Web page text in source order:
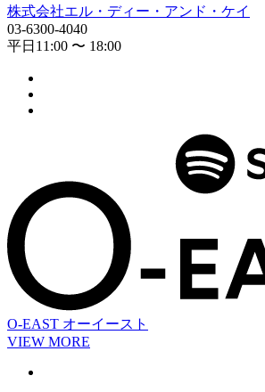
株式会社エル・ディー・アンド・ケイ
03-6300-4040
平⽇11:00 〜 18:00
O-EAST オーイースト
VIEW MORE